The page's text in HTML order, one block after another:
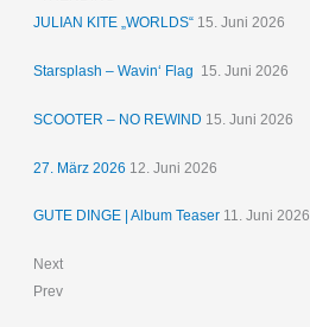
JULIAN KITE „WORLDS“ 15. Juni 2026
Starsplash – Wavin‘ Flag 15. Juni 2026
SCOOTER – NO REWIND 15. Juni 2026
27. März 2026 12. Juni 2026
GUTE DINGE | Album Teaser 11. Juni 2026
Next
Prev